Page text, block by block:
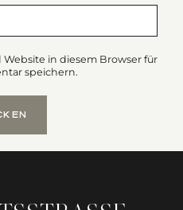
Website in diesem Browser für
speichern.